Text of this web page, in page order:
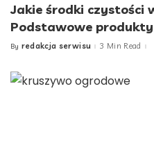
Jakie środki czystości
Podstawowe produkty
Posted
By redakcja serwisu 3 Min Read